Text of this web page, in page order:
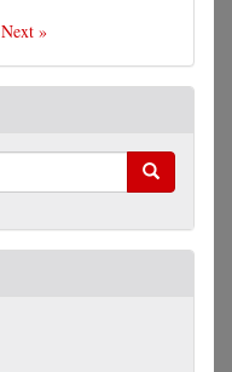
Next »